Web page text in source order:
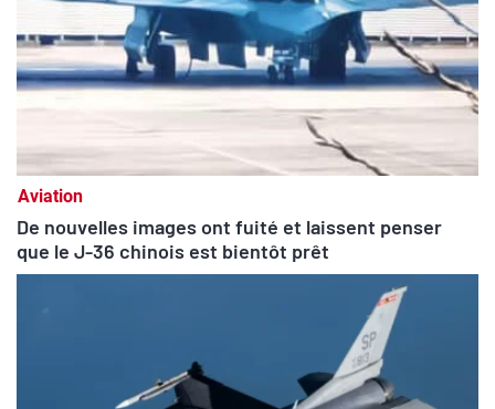
Aviation
De nouvelles images ont fuité et laissent penser
que le J-36 chinois est bientôt prêt